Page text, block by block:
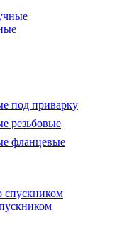
под приварку
резьбовые
фланцевые